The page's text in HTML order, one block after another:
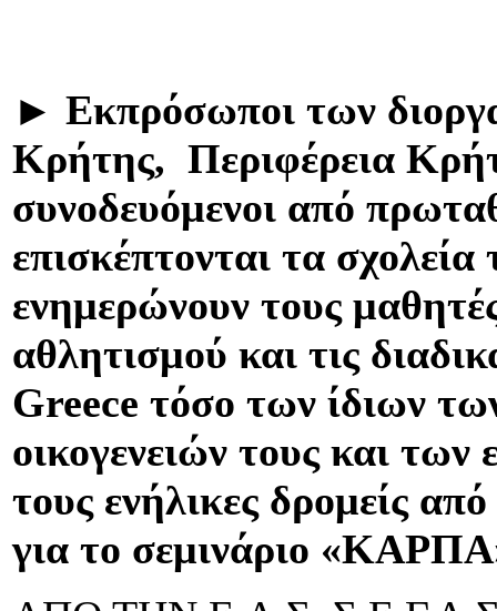
► Εκπρόσωποι των
Κρήτης, Περιφέρεια
συνοδευόμενοι από
επισκέπτονται τα
ενημερώνουν τους
αθλητισμού και τις
Greece τόσο των ίδιων
οικογενειών τους και
τους ενήλικες δρομείς
για το σεμινάριο